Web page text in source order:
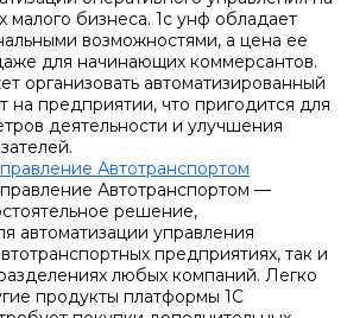
бизнеса. 1с унф обладает
возможностями, а цена ее
для начинающих коммерсантов.
организовать автоматизированный
на предприятии, что пригодится для
деятельности и улучшения
Автотранспортом
Автотранспортом —
решение,
автоматизации управления
предприятиях, так и
любых компаний. Легко
продукты платформы 1С